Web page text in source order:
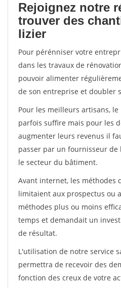
Rejoignez notre
trouver des
lizier
Pour pérénniser votre
dans les travaux de
pouvoir alimenter
de son entreprise et doubler
Pour les meilleurs artisans,
parfois suffire mais pour les
augmenter leurs revenus il
passer par un fournisseur de
le secteur du bâtiment.
Avant internet, les méthodes
limitaient aux prospectus ou
méthodes plus ou moins
temps et demandait un
de résultat.
L'utilisation de notre service
permettra de recevoir des
fonction des creux de votre